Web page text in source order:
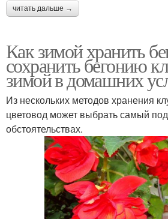
читать дальше →
Как зимой хранить
сохранить бегонию
зимой в домашних
Из нескольких методов хранения
цветовод может выбрать самый
обстоятельствах.